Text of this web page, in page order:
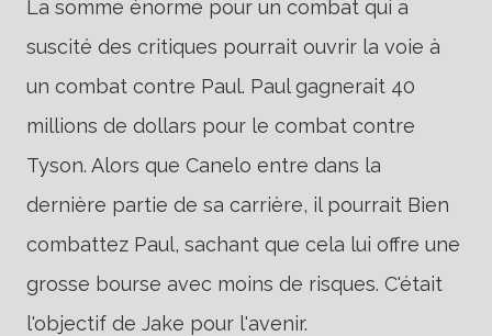
La somme énorme pour un combat qui a
suscité des critiques pourrait ouvrir la voie à
un combat contre Paul. Paul gagnerait 40
millions de dollars pour le combat contre
Tyson. Alors que Canelo entre dans la
dernière partie de sa carrière, il pourrait Bien
combattez Paul, sachant que cela lui offre une
grosse bourse avec moins de risques. C'était
l'objectif de Jake pour l'avenir.